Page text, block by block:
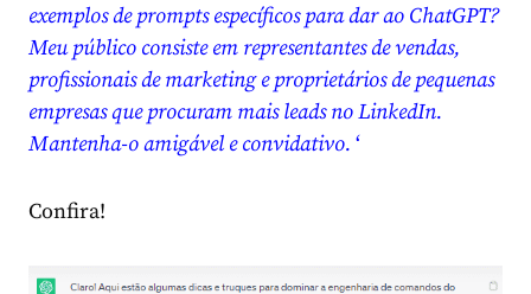
exemplos de prompts específicos para dar ao ChatGPT?
Meu público consiste em representantes de vendas,
profissionais de marketing e proprietários de pequenas
empresas que procuram mais leads no LinkedIn.
Mantenha-o amigável e convidativo. ‘
Confira!